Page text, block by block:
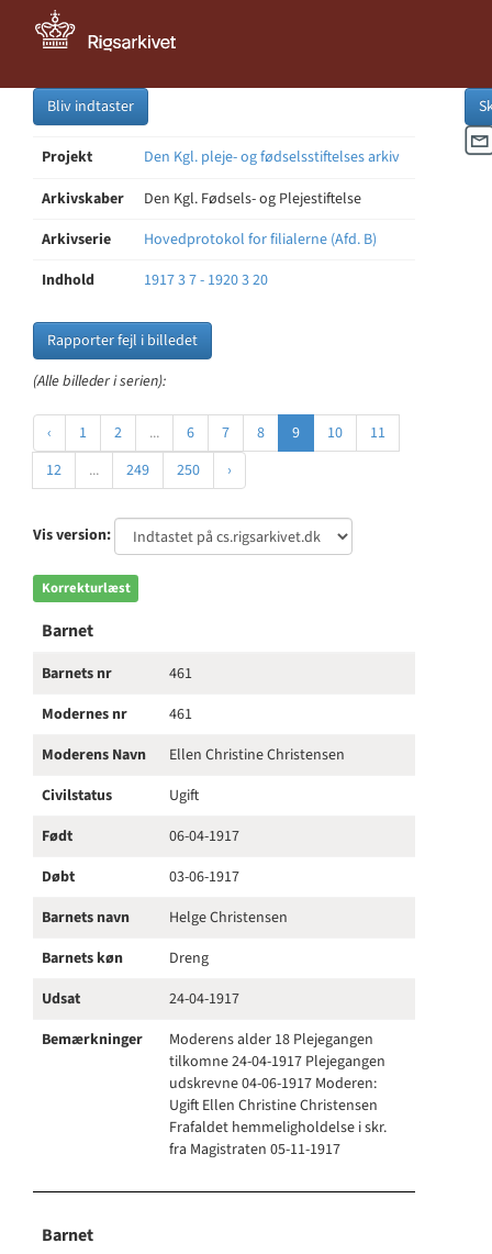
Bliv indtaster
Projekt
Den Kgl. pleje- og fødselsstiftelses arkiv
Arkivskaber
Den Kgl. Fødsels- og Plejestiftelse
Arkivserie
Hovedprotokol for filialerne (Afd. B)
Indhold
1917 3 7 - 1920 3 20
Rapporter fejl i billedet
(Alle billeder i serien):
‹ 1 2 ... 6 7 8 9 10
11
12
... 249 250 ›
Vis version:
Korrekturlæst
Barnet
Barnets nr
461
Modernes nr
461
Moderens Navn
Ellen Christine Christensen
Civilstatus
Ugift
Født
06-04-1917
Døbt
03-06-1917
Barnets navn
Helge Christensen
Barnets køn
Dreng
Udsat
24-04-1917
Bemærkninger
Moderens alder 18 Plejegangen
tilkomne 24-04-1917 Plejegangen
udskrevne 04-06-1917 Moderen:
Ugift Ellen Christine Christensen
Frafaldet hemmeligholdelse i skr.
fra Magistraten 05-11-1917
Barnet